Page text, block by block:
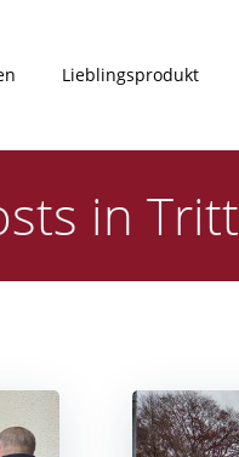
Lieblingsprodukt
in Tritt